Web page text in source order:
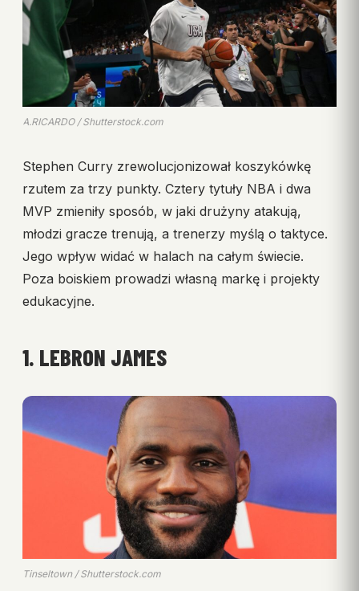
A.RICARDO / Shutterstock.com
Stephen Curry zrewolucjonizował koszykówkę
rzutem za trzy punkty. Cztery tytuły NBA i dwa
MVP zmieniły sposób, w jaki drużyny atakują,
młodzi gracze trenują, a trenerzy myślą o taktyce.
Jego wpływ widać w halach na całym świecie.
Poza boiskiem prowadzi własną markę i projekty
edukacyjne.
1. LEBRON JAMES
Tinseltown / Shutterstock.com